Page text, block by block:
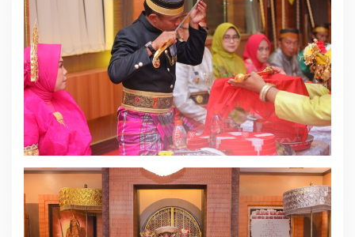
a
B
n
P
s
k
a
K
e